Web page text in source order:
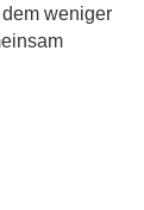
weniger